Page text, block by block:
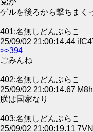
ゲルを後ろから撃ちまく
401:名無しどんぶらこ
25/09/02 21:00:14.44
>>394
ごみんね
402:名無しどんぶらこ
25/09/02 21:00:14.67
朕は国家なり
403:名無しどんぶらこ
25/09/02 21:00:19.11